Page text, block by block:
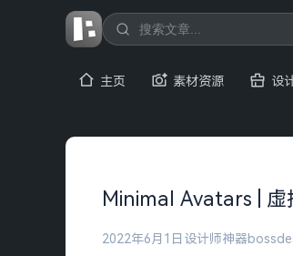
主页 素材资源 设
Minimal Avatars |
2022年6月1日 设计师神器